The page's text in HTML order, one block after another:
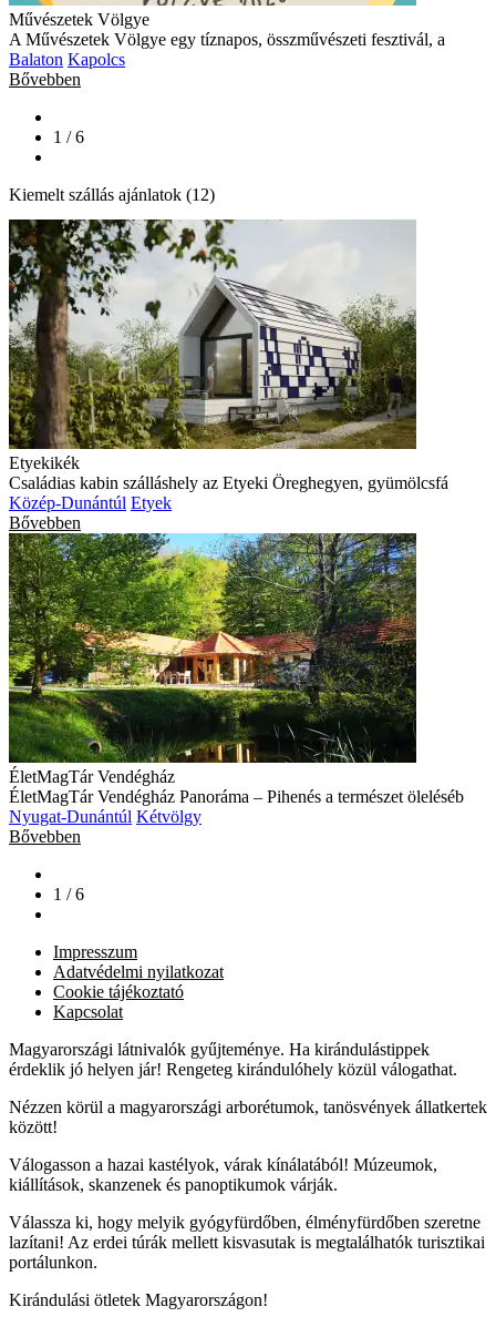
Művészetek Völgye
A Művészetek Völgye egy tíznapos, összművészeti fesztivál, a
Balaton Kapolcs
Bővebben
1 / 6
Kiemelt szállás ajánlatok (12)
Etyekikék
Családias kabin szálláshely az Etyeki Öreghegyen, gyümölcsfá
Közép-Dunántúl Etyek
Bővebben
ÉletMagTár Vendégház
ÉletMagTár Vendégház Panoráma – Pihenés a természet öleléséb
Nyugat-Dunántúl Kétvölgy
Bővebben
1 / 6
Impresszum
Adatvédelmi nyilatkozat
Cookie tájékoztató
Kapcsolat
Magyarországi látnivalók gyűjteménye. Ha kirándulástippek
érdeklik jó helyen jár! Rengeteg kirándulóhely közül válogathat.
Nézzen körül a magyarországi arborétumok, tanösvények állatkertek
között!
Válogasson a hazai kastélyok, várak kínálatából! Múzeumok,
kiállítások, skanzenek és panoptikumok várják.
Válassza ki, hogy melyik gyógyfürdőben, élményfürdőben szeretne
lazítani! Az erdei túrák mellett kisvasutak is megtalálhatók turisztikai
portálunkon.
Kirándulási ötletek Magyarországon!